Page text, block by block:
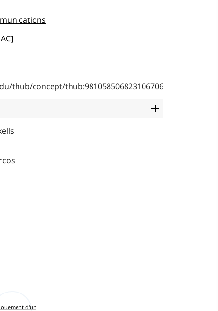
thub/concept/thub:981058506823106706
d'un